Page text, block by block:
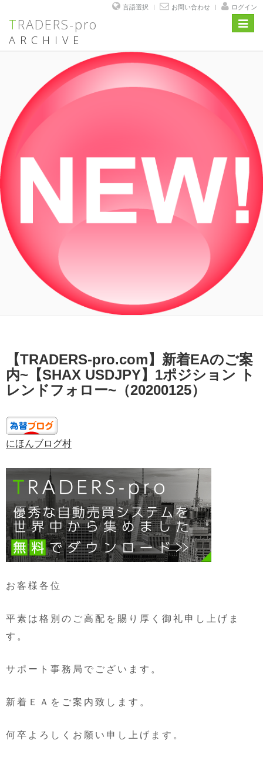
TRADERS-pro
ARCHIVE
言語選択 お問い合わせ ログイン
キ
ッ
プ
日:
【TRADERS-pro.com】新着EAのご案
内~【SHAX USDJPY】1ポジション ト
レンドフォロー~（20200125）
にほんブログ村
お客様各位
平素は格別のご高配を賜り厚く御礼申し上げま
す。
サポート事務局でございます。
新着ＥＡをご案内致します。
何卒よろしくお願い申し上げます。